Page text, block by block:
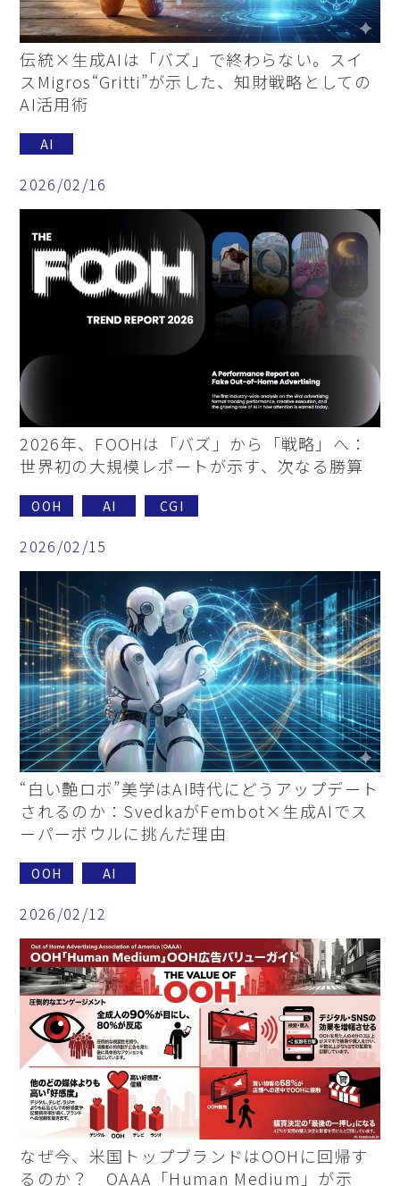
伝統×生成AIは「バズ」で終わらない。スイ
スMigros“Gritti”が示した、知財戦略としての
AI活用術
AI
2026/02/16
2026年、FOOHは「バズ」から「戦略」へ：
世界初の大規模レポートが示す、次なる勝算
OOH AI CGI
2026/02/15
“白い艶ロボ”美学はAI時代にどうアップデート
されるのか：SvedkaがFembot×生成AIでス
ーパーボウルに挑んだ理由
OOH AI
2026/02/12
なぜ今、米国トップブランドはOOHに回帰す
るのか？ OAAA「Human Medium」が示